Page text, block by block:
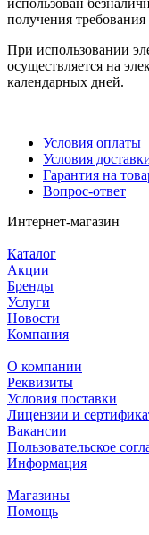
использован
получения требования
При использовании
осуществляется на
календарных дней.
Условия оплаты
Условия
Гарантия на
Вопрос-ответ
Интернет-магазин
Каталог
Акции
Бренды
Услуги
Новости
Компания
О компании
Реквизиты
Условия поставки
Лицензии и
Вакансии
Пользовательское
Информация
Магазины
Помощь